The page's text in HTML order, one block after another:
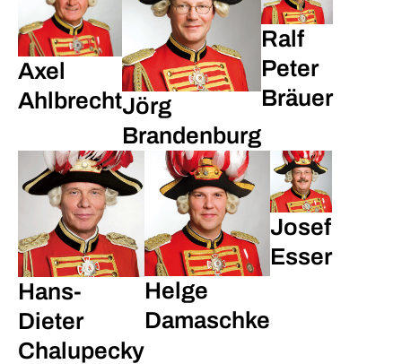
Axel
AhlbrechtJörg
Brandenburg
Ralf
Peter
Bräuer
Hans-
Dieter
Chalupecky
Helge
Damaschke
Josef
Esser